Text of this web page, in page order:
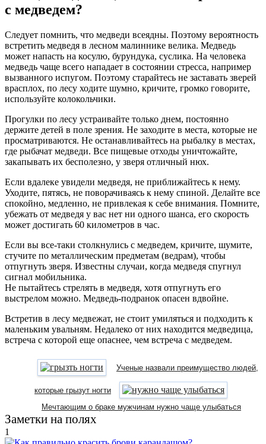
с медведем?
Следует помнить, что медведи всеядны. Поэтому вероятность
встретить медведя в лесном малиннике велика. Медведь
может напасть на косулю, бурундука, суслика. На человека
медведь чаще всего нападает в состоянии стресса, например
вызванного испугом. Поэтому старайтесь не заставать зверей
врасплох, по лесу ходите шумно, кричите, громко говорите,
используйте колокольчики.
Прогулки по лесу устраивайте только днем, постоянно
держите детей в поле зрения. Не заходите в места, которые не
просматриваются. Не останавливайтесь на рыбалку в местах,
где рыбачат медведи. Все пищевые отходы уничтожайте,
закапывать их бесполезно, у зверя отличный нюх.
Если вдалеке увидели медведя, не приближайтесь к нему.
Уходите, пятясь, не поворачиваясь к нему спиной. Делайте все
спокойно, медленно, не привлекая к себе внимания. Помните,
убежать от медведя у вас нет ни одного шанса, его скорость
может достигать 60 километров в час.
Если вы все-таки столкнулись с медведем, кричите, шумите,
стучите по металлическим предметам (ведрам), чтобы
отпугнуть зверя. Известны случаи, когда медведя спугнул
сигнал мобильника.
Не пытайтесь стрелять в медведя, хотя отпугнуть его
выстрелом можно. Медведь-подранок опасен вдвойне.
Встретив в лесу медвежат, не стоит умиляться и подходить к
маленьким увальням. Недалеко от них находится медведица,
встреча с которой еще опаснее, чем встреча с медведем.
Ученые назвали преимущество людей,
которые грызут ногти
Мечтающим о браке мужчинам нужно чаще улыбаться
Заметки на полях
1